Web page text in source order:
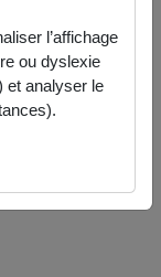
l’affichage
ou dyslexie
et analyser le